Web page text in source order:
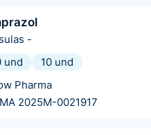
-
und
10 und
Pharma
2025M-0021917